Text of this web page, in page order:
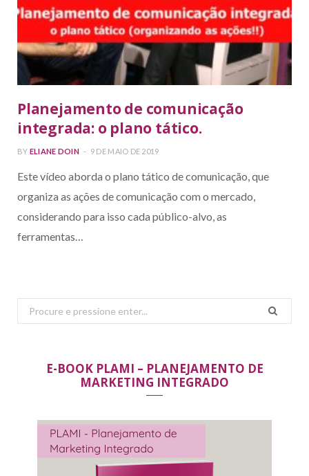
Planejamento de comunicação
integrada: o plano tático.
BY ELIANE DOIN 9 DE MAIO DE 2019
Este vídeo aborda o plano tático de comunicação, que
organiza as ações de comunicação com o mercado,
considerando para isso cada público-alvo, as
ferramentas…
Search
for:
E-BOOK PLAMI – PLANEJAMENTO DE
MARKETING INTEGRADO